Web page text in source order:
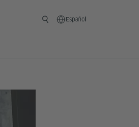
Español